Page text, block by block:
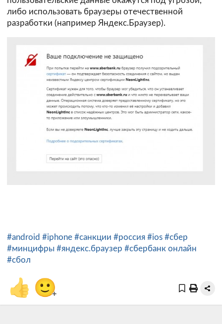
либо использовать браузеры отечественной
разработки (например Яндекс.Браузер).
#android #iphone #санкции #россия #ios #сбер
#минцифры #яндекс.браузер #сбербанк онлайн
#сбол
👍 🙂+